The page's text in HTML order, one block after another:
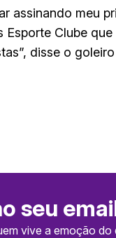
assinando meu
Clube
disse o
seu
vive a emoção do